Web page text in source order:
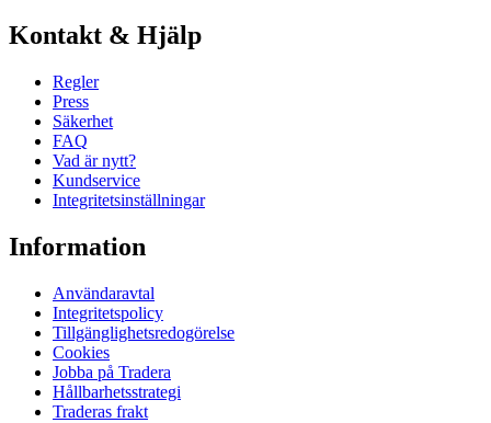
Kontakt & Hjälp
Regler
Press
Säkerhet
FAQ
Vad är nytt?
Kundservice
Integritetsinställningar
Information
Användaravtal
Integritetspolicy
Tillgänglighetsredogörelse
Cookies
Jobba på Tradera
Hållbarhetsstrategi
Traderas frakt